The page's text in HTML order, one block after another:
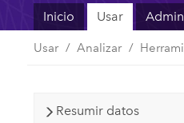
Inicio Usar
Usar Analizar
Resumir datos